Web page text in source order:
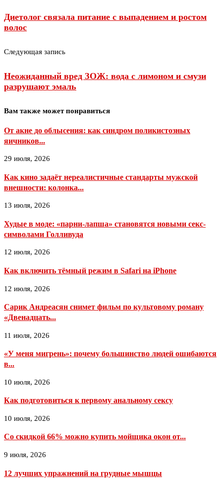
Диетолог связала питание с выпадением и ростом
волос
Следующая запись
Неожиданный вред ЗОЖ: вода с лимоном и смузи
разрушают эмаль
Вам также может понравиться
От акне до облысения: как синдром поликистозных
яичников...
29 июля, 2026
Как кино задаёт нереалистичные стандарты мужской
внешности: колонка...
13 июля, 2026
Худые в моде: «парни-лапша» становятся новыми секс-
символами Голливуда
12 июля, 2026
Как включить тёмный режим в Safari на iPhone
12 июля, 2026
Сарик Андреасян снимет фильм по культовому роману
«Двенадцать...
11 июля, 2026
«У меня мигрень»: почему большинство людей ошибаются
в...
10 июля, 2026
Как подготовиться к первому анальному сексу
10 июля, 2026
Со скидкой 66% можно купить мойщика окон от...
9 июля, 2026
12 лучших упражнений на грудные мышцы